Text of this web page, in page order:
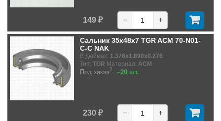
149 ₽ − +
Сальник 35x48x7 TGR ACM 70-N01-
C-C NAK
В дюймах: 1.378x1.890x0.276
Тип: TGR Материал: ACM
Под заказ?: ~20 шт.
230 ₽ − +